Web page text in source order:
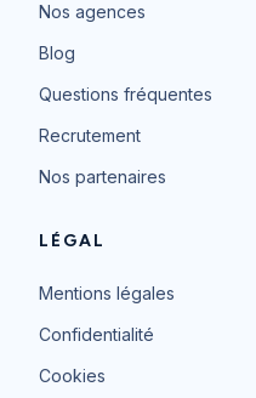
Nos agences
Blog
Questions fréquentes
Recrutement
Nos partenaires
LÉGAL
Mentions légales
Confidentialité
Cookies